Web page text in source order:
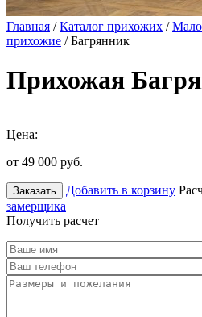
Главная /Каталог прихожих /
прихожие / Багрянник
Прихожая
Цена:
от 49 000 руб.
Заказать Добавить в корзину
замерщика
Получить расчет